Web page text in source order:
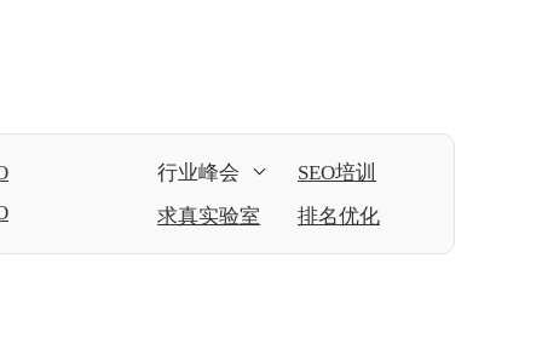
行业峰会
SEO培训
求真实验室
排名优化